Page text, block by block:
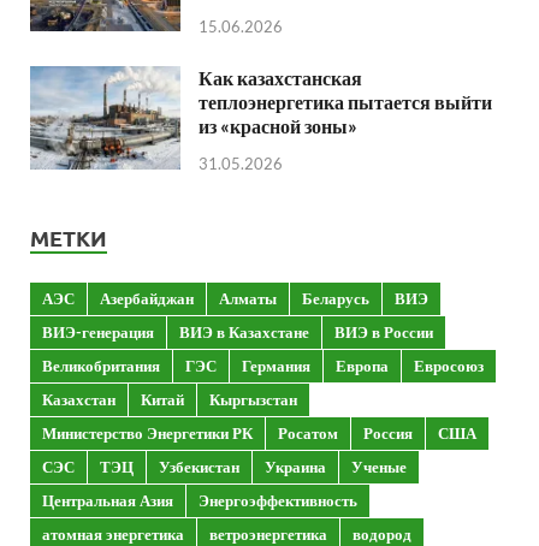
15.06.2026
Как казахстанская
теплоэнергетика пытается выйти
из «красной зоны»
31.05.2026
МЕТКИ
АЭС Азербайджан Алматы Беларусь
ВИЭ
ВИЭ-генерация
ВИЭ в Казахстане
ВИЭ в России
Великобритания
ГЭС Германия Европа
Евросоюз
Казахстан
Китай
Кыргызстан
Министерство Энергетики РК
Росатом Россия
США
СЭС
ТЭЦ Узбекистан Украина
Ученые
Центральная Азия
Энергоэффективность
атомная энергетика
ветроэнергетика
водород